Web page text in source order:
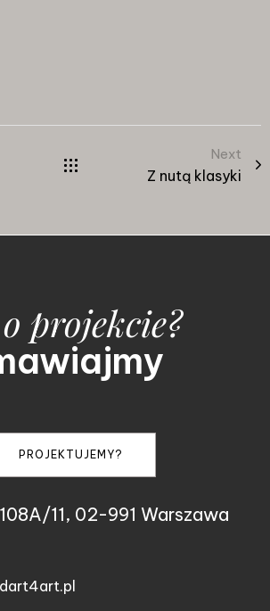
Next
Z nutą klasyki
projekcie?
PROJEKTUJEMY?
11, 02-991 Warszawa